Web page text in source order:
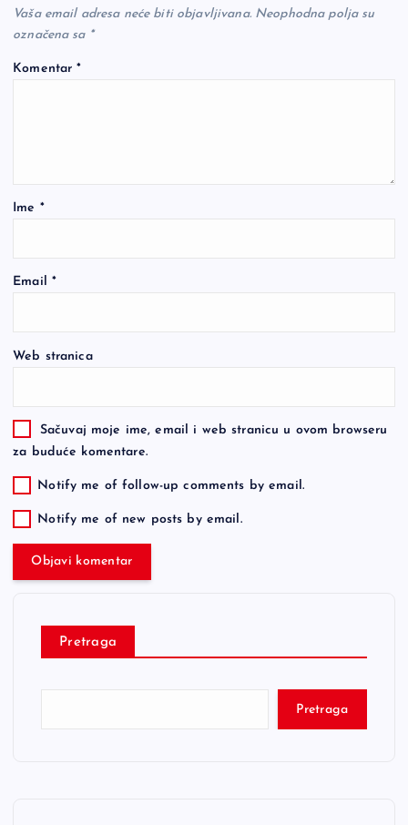
Vaša email adresa neće biti objavljivana. Neophodna polja su
označena sa *
Komentar*
Ime *
Email *
Web stranica
Sačuvaj moje ime, email i web stranicu u ovom browseru
za buduće komentare.
Notify me of follow-up comments by email.
Notify me of new posts by email.
Pretraga
Pretraga